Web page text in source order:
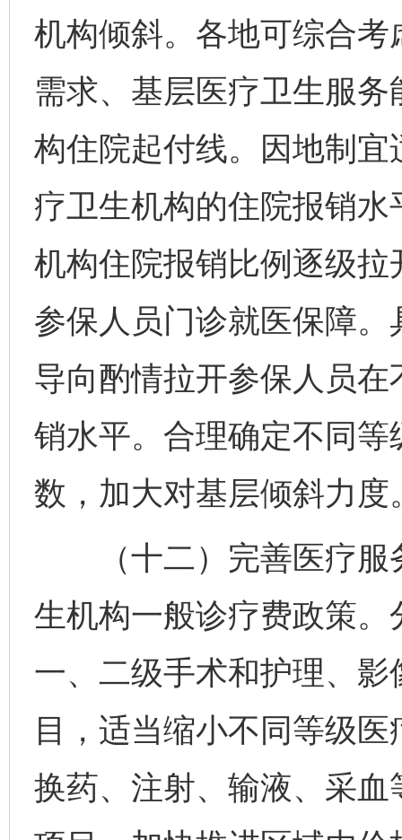
机构倾斜。各地可综合
需求、基层医疗卫生服
构住院起付线。因地制
疗卫生机构的住院报销
机构住院报销比例逐级
参保人员门诊就医保障
导向酌情拉开参保人员
销水平。合理确定不同
数，加大对基层倾斜力度
（十二）完善医疗服
生机构一般诊疗费政策
一、二级手术和护理、
目，适当缩小不同等级
换药、注射、输液、采